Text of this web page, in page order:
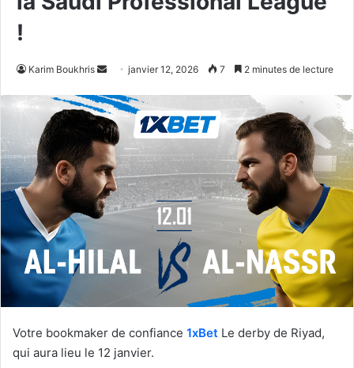
!
Karim Boukhris
Envoyer
courriel
janvier 12, 2026 7 2 minutes de lecture
Votre bookmaker de confiance 1xBet Le derby de Riyad,
qui aura lieu le 12 janvier.